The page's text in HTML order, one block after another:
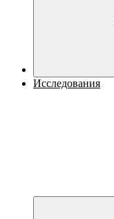
Исследования